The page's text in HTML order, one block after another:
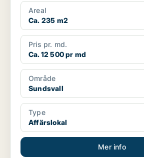
Areal
Ca. 235 m2
Pris pr. md.
Ca. 12 500 pr md
Område
Sundsvall
Type
Affärslokal
Mer info